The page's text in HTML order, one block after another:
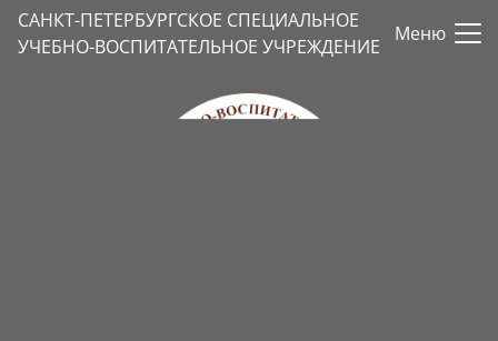
САНКТ-ПЕТЕРБУРГСКОЕ СПЕЦИАЛЬНОЕ
УЧЕБНО-ВОСПИТАТЕЛЬНОЕ УЧРЕЖДЕНИЕ
Меню